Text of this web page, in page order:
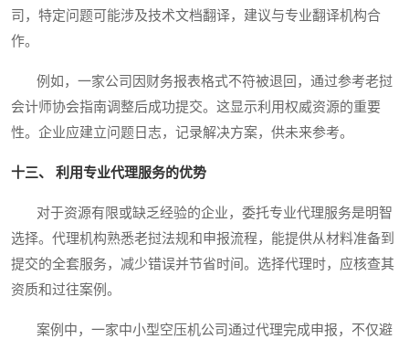
司，特定问题可能涉及技术文档翻译，建议与专业翻译机构合
作。
例如，一家公司因财务报表格式不符被退回，通过参考老挝
会计师协会指南调整后成功提交。这显示利用权威资源的重要
性。企业应建立问题日志，记录解决方案，供未来参考。
十三、 利用专业代理服务的优势
对于资源有限或缺乏经验的企业，委托专业代理服务是明智
选择。代理机构熟悉老挝法规和申报流程，能提供从材料准备到
提交的全套服务，减少错误并节省时间。选择代理时，应核查其
资质和过往案例。
案例中，一家中小型空压机公司通过代理完成申报，不仅避